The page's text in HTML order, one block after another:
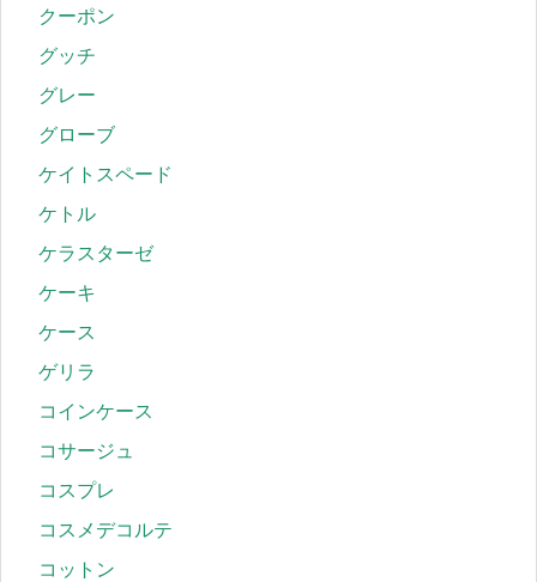
クーポン
グッチ
グレー
グローブ
ケイトスペード
ケトル
ケラスターゼ
ケーキ
ケース
ゲリラ
コインケース
コサージュ
コスプレ
コスメデコルテ
コットン